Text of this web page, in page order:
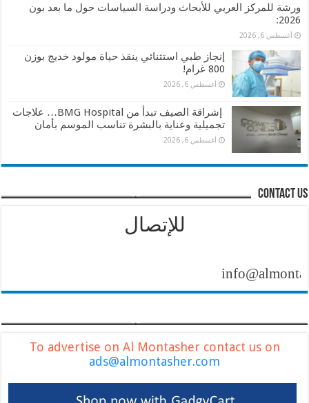
ورشة للمركز العربي للأبحاث ودراسة السياسات حول ما بعد بون
2026:
أغسطس 6, 2026
إنجاز طبي استثنائي ينقذ حياة مولود خديج بوزن
800 غرام!
أغسطس 6, 2026
إشراقة الصيف تبدأ من BMG Hospital… علاجات
تجميلية وعناية بالبشرة تناسب الموسم بأمان
أغسطس 6, 2026
contact us
للإتصال
To advertise on Al Montasher contact us on
ads@almontasher.com